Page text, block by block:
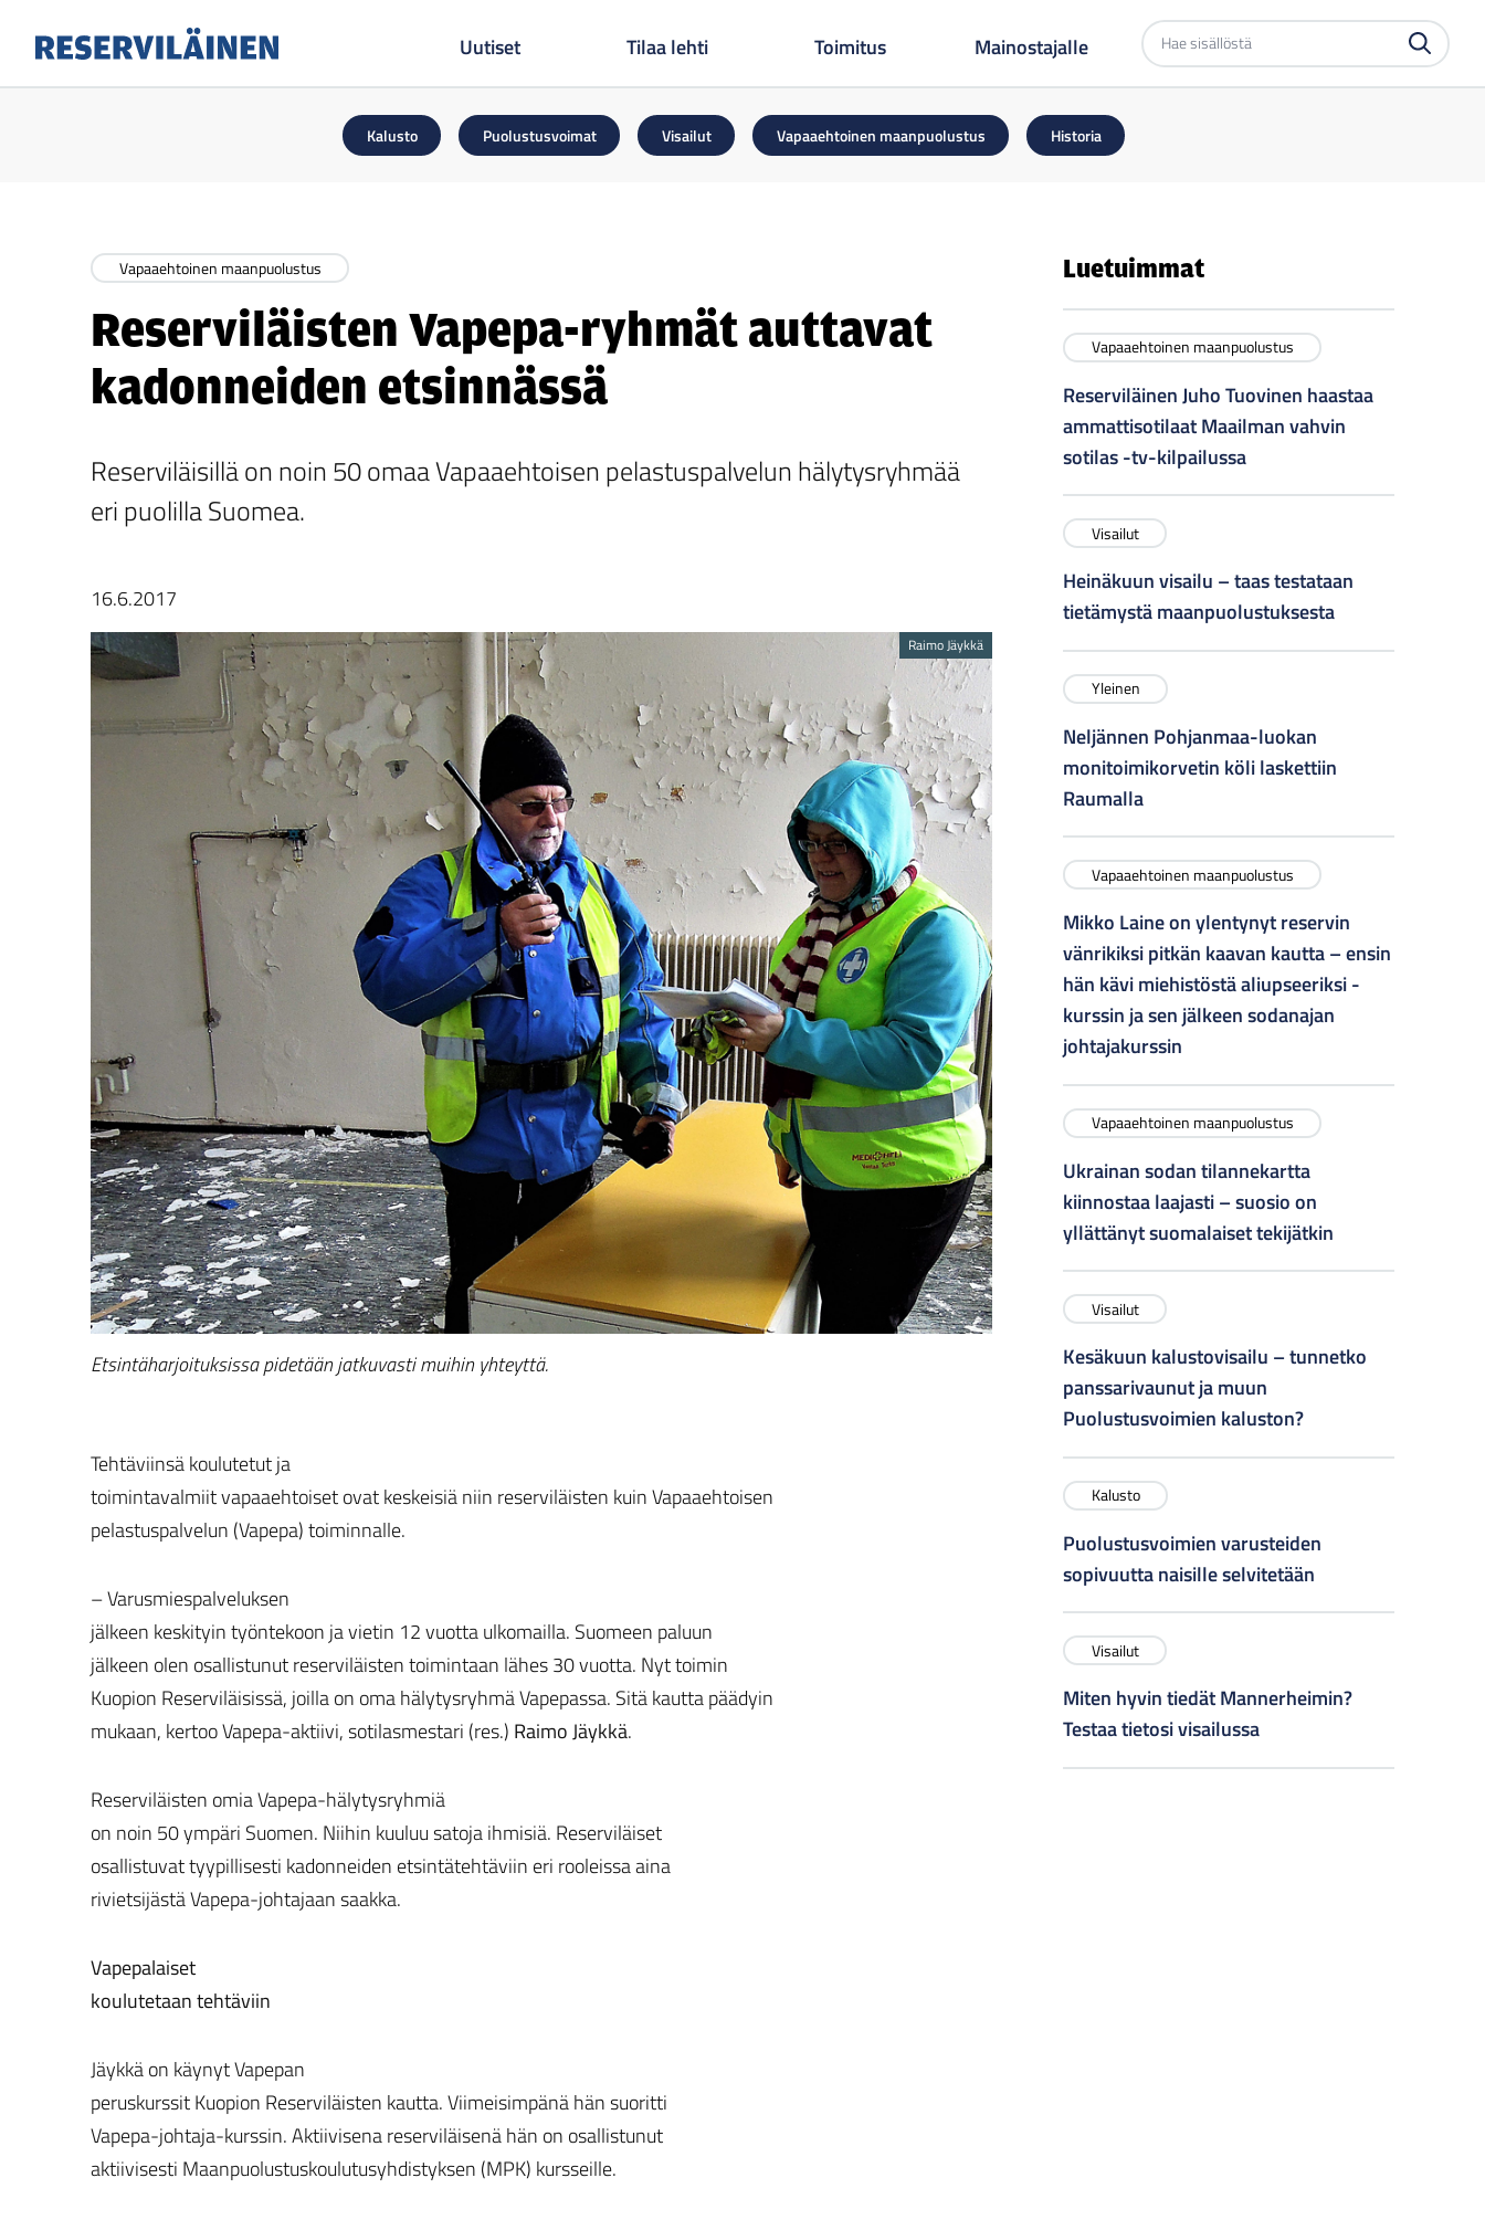
Uutiset Tilaa lehti Toimitus Mainostajalle
Etsi
sivustolta
Kalusto Puolustusvoimat Visailut Vapaaehtoinen maanpuolustus Historia
Vapaaehtoinen maanpuolustus
Reserviläisten Vapepa-ryhmät auttavat
kadonneiden etsinnässä
Reserviläisillä on noin 50 omaa Vapaaehtoisen pelastuspalvelun hälytysryhmää
eri puolilla Suomea.
16.6.2017
Raimo Jäykkä
Etsintäharjoituksissa pidetään jatkuvasti muihin yhteyttä.
Tehtäviinsä koulutetut ja
toimintavalmiit vapaaehtoiset ovat keskeisiä niin reserviläisten kuin Vapaaehtoisen
pelastuspalvelun (Vapepa) toiminnalle.
– Varusmiespalveluksen
jälkeen keskityin työntekoon ja vietin 12 vuotta ulkomailla. Suomeen paluun
jälkeen olen osallistunut reserviläisten toimintaan lähes 30 vuotta. Nyt toimin
Kuopion Reserviläisissä, joilla on oma hälytysryhmä Vapepassa. Sitä kautta päädyin
mukaan, kertoo Vapepa-aktiivi, sotilasmestari (res.) Raimo Jäykkä.
Reserviläisten omia Vapepa-hälytysryhmiä
on noin 50 ympäri Suomen. Niihin kuuluu satoja ihmisiä. Reserviläiset
osallistuvat tyypillisesti kadonneiden etsintätehtäviin eri rooleissa aina
rivietsijästä Vapepa-johtajaan saakka.
Vapepalaiset
koulutetaan tehtäviin
Jäykkä on käynyt Vapepan
peruskurssit Kuopion Reserviläisten kautta. Viimeisimpänä hän suoritti
Vapepa-johtaja-kurssin. Aktiivisena reserviläisenä hän on osallistunut
aktiivisesti Maanpuolustuskoulutusyhdistyksen (MPK) kursseille.
Luetuimmat
Vapaaehtoinen maanpuolustus
Reserviläinen Juho Tuovinen haastaa
ammattisotilaat Maailman vahvin
sotilas -tv-kilpailussa
Visailut
Heinäkuun visailu – taas testataan
tietämystä maanpuolustuksesta
Yleinen
Neljännen Pohjanmaa-luokan
monitoimikorvetin köli laskettiin
Raumalla
Vapaaehtoinen maanpuolustus
Mikko Laine on ylentynyt reservin
vänrikiksi pitkän kaavan kautta – ensin
hän kävi miehistöstä aliupseeriksi -
kurssin ja sen jälkeen sodanajan
johtajakurssin
Vapaaehtoinen maanpuolustus
Ukrainan sodan tilannekartta
kiinnostaa laajasti – suosio on
yllättänyt suomalaiset tekijätkin
Visailut
Kesäkuun kalustovisailu – tunnetko
panssarivaunut ja muun
Puolustusvoimien kaluston?
Kalusto
Puolustusvoimien varusteiden
sopivuutta naisille selvitetään
Visailut
Miten hyvin tiedät Mannerheimin?
Testaa tietosi visailussa